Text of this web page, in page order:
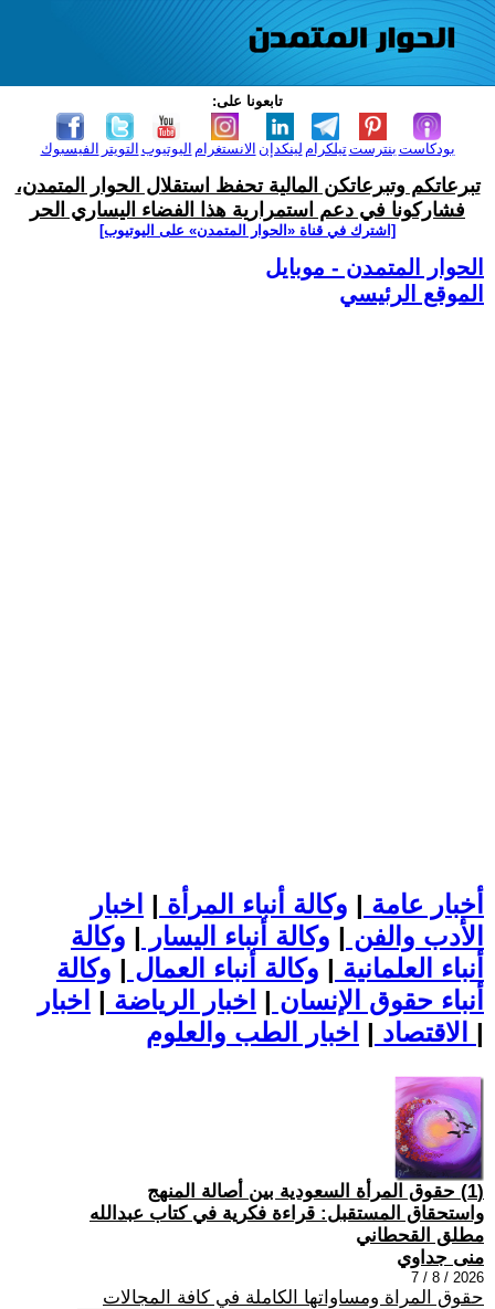
تابعونا على:
الفيسبوك التويتر اليوتيوب الانستغرام لينكدإن تيلكرامبنترست بودكاست
تبرعاتكم وتبرعاتكن المالية تحفظ استقلال الحوار المتمدن،
فشاركونا في دعم استمرارية هذا الفضاء اليساري الحر
[اشترك في قناة ‫«الحوار المتمدن» على اليوتيوب]
الحوار المتمدن - موبايل
الموقع الرئيسي
أخبار عامة | وكالة أنباء المرأة | اخبار
الأدب والفن | وكالة أنباء اليسار | وكالة
أنباء العلمانية | وكالة أنباء العمال | وكالة
أنباء حقوق الإنسان | اخبار الرياضة | اخبار
الاقتصاد | |
(1) حقوق المرأة السعودية بين أصالة المنهج
واستحقاق المستقبل: قراءة فكرية في كتاب عبدالله
مطلق القحطاني
منى جداوي
2026 / 8 / 7
حقوق المراة ومساواتها الكاملة في كافة المجالات